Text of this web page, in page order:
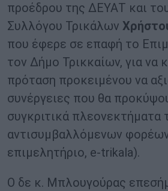
προέδρου της ΔΕΥΑΤ και
Συλλόγου Τρικάλων
που έφερε σε επαφή το
τον Δήμο Τρικκαίων, για να
πρόταση προκειμένου να
συνέργειες που θα
συγκριτικά πλεονεκτήματα
αντισυμβαλλόμενων
επιμελητήριο, e-trikala).
Ο δε κ. Μπλουγούρας